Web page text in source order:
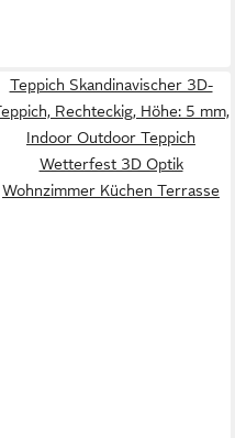
Teppich Skandinavischer 3D-
Rechteckig, Höhe: 5 mm,
Indoor Outdoor Teppich
Wetterfest 3D Optik
Wohnzimmer Küchen Terrasse